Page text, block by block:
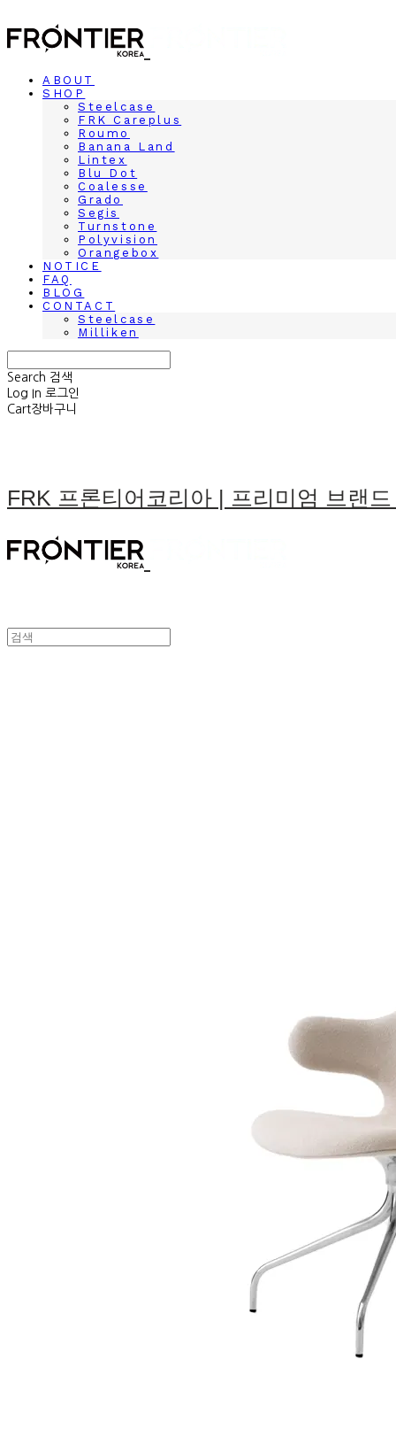
ABOUT
SHOP
Steelcase
FRK Careplus
Roumo
Banana Land
Lintex
Blu Dot
Coalesse
Grado
Segis
Turnstone
Polyvision
Orangebox
NOTICE
FAQ
BLOG
CONTACT
Steelcase
Milliken
Search 검색
Log In 로그인
Cart장바구니
FRK 프론티어코리아 | 프리미엄 브랜